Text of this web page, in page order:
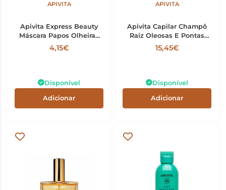
APIVITA
Apivita Express Beauty
Máscara Papos Olheiras
Gingko 2ml x2
4,15€
Disponível
Adicionar
APIVITA
Apivita Capilar Champô
Raiz Oleosas E Pontas
Secas 250ml
15,45€
Disponível
Adicionar